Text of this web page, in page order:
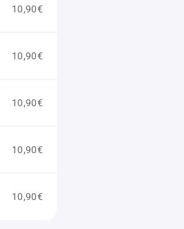
10,90€
10,90€
10,90€
10,90€
10,90€